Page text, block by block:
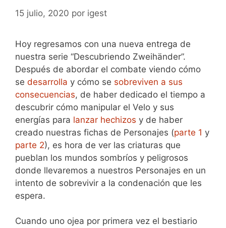
15 julio, 2020 por igest
Hoy regresamos con una nueva entrega de
nuestra serie “Descubriendo Zweihänder”.
Después de abordar el combate viendo cómo
se desarrolla y cómo se sobreviven a sus
consecuencias, de haber dedicado el tiempo a
descubrir cómo manipular el Velo y sus
energías para lanzar hechizos y de haber
creado nuestras fichas de Personajes (parte 1 y
parte 2), es hora de ver las criaturas que
pueblan los mundos sombríos y peligrosos
donde llevaremos a nuestros Personajes en un
intento de sobrevivir a la condenación que les
espera.
Cuando uno ojea por primera vez el bestiario